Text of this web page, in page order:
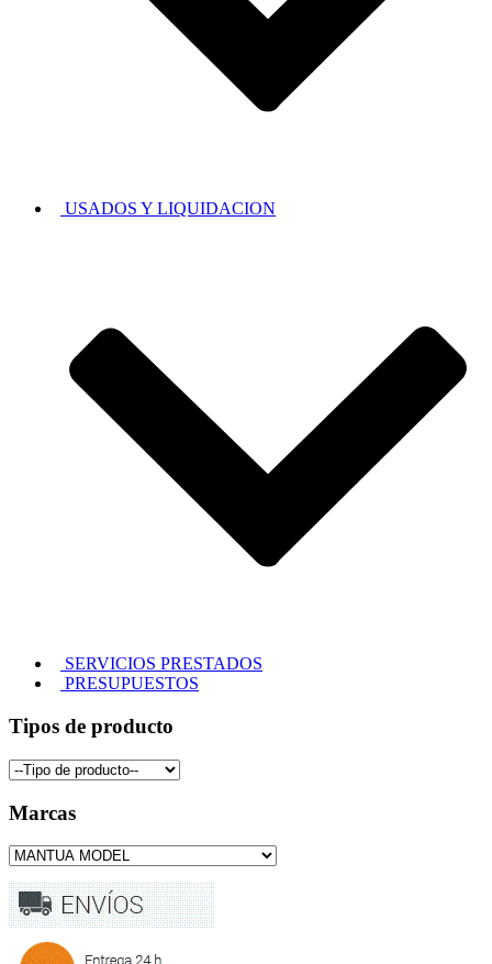
USADOS Y LIQUIDACION
SERVICIOS PRESTADOS
PRESUPUESTOS
Tipos de producto
Marcas